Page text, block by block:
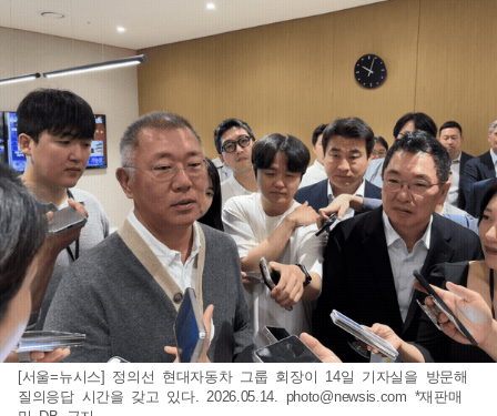
[서울=뉴시스] 정의선 현대자동차 그룹 회장이 14일 기자실을 방문해
질의응답 시간을 갖고 있다. 2026.05.14. photo@newsis.com *재판매